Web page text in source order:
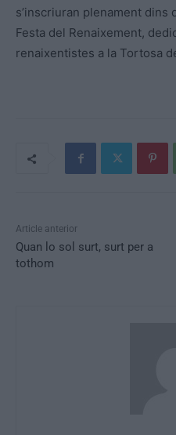
s’inscriuran plenament dins
Festa del Renaixement,
renaixentistes a la Tortosa
Article anterior
Quan lo sol surt, surt per a
tothom